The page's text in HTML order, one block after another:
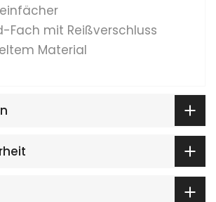
Fach mit Reißverschluss
Material